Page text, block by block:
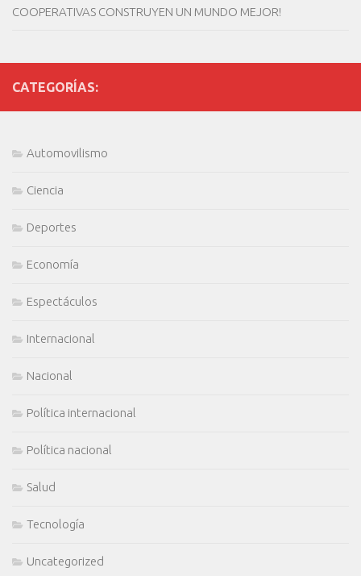
COOPERATIVAS CONSTRUYEN UN MUNDO MEJOR!
CATEGORÍAS:
Automovilismo
Ciencia
Deportes
Economía
Espectáculos
Internacional
Nacional
Política internacional
Política nacional
Salud
Tecnología
Uncategorized